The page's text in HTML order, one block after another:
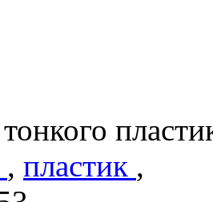
, пластик ,